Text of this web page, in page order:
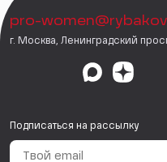
pro-
г. Москва, Ленинградский
Подписаться на рассылку